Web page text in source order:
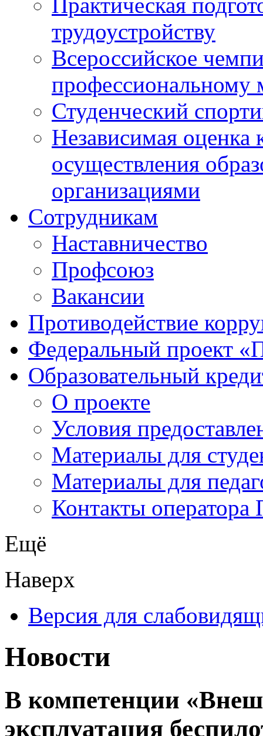
трудоустройству
Всероссийское
профессиональному
Студенческий
Независимая оценка
осуществления
организациями
Сотрудникам
Наставничество
Профсоюз
Вакансии
Противодействие
Федеральный проект
Образовательный
О проекте
Условия
Материалы для
Материалы для
Контакты оператора
Ещё
Наверх
Версия для
Новости
В компетенции
эксплуатация